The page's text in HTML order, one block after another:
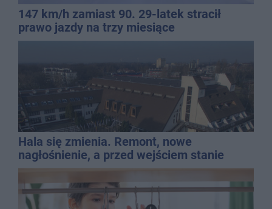
147 km/h zamiast 90. 29-latek stracił
prawo jazdy na trzy miesiące
Hala się zmienia. Remont, nowe
nagłośnienie, a przed wejściem stanie
QEMETICA ARENA